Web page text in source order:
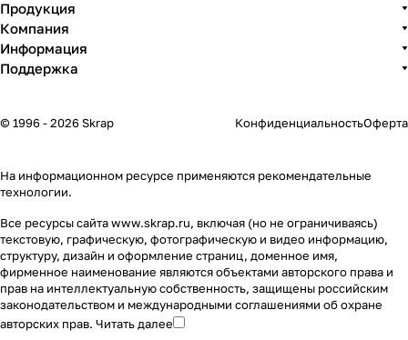
Продукция
Компания
Информация
Поддержка
© 1996 - 2026 Skrap КонфиденциальностьОферта
На информационном ресурсе применяются рекомендательные
технологии.
Все ресурсы сайта www.skrap.ru, включая (но не ограничиваясь)
текстовую, графическую, фотографическую и видео информацию,
структуру, дизайн и оформление страниц, доменное имя,
фирменное наименование являются объектами авторского права и
прав на интеллектуальную собственность, защищены российским
законодательством и международными соглашениями об охране
авторских прав. Читать далее